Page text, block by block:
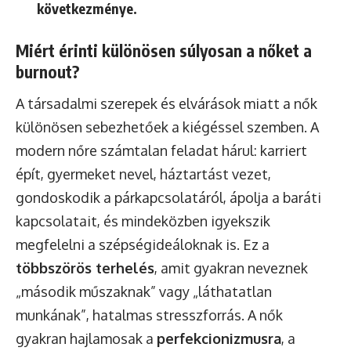
következménye.
Miért érinti különösen súlyosan a nőket a
burnout?
A társadalmi szerepek és elvárások miatt a nők
különösen sebezhetőek a kiégéssel szemben. A
modern nőre számtalan feladat hárul: karriert
épít, gyermeket nevel, háztartást vezet,
gondoskodik a párkapcsolatáról, ápolja a baráti
kapcsolatait, és mindeközben igyekszik
megfelelni a szépségideáloknak is. Ez a
többszörös terhelés, amit gyakran neveznek
„második műszaknak” vagy „láthatatlan
munkának”, hatalmas stresszforrás. A nők
gyakran hajlamosak a perfekcionizmusra, a